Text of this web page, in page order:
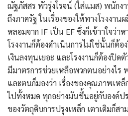
ณัฐภัสสร พัวรุ่งโรจน์ (ใส่แมส) พนักง
ถึงภาครัฐ ในเรื่องของให้ทางโรงงาน
หลอมจาก IF เป็น EF ซึ่งก็เข้าาใจว่า
โรงงานก็ต้องดำเนินการไม่ใช่นั้นก็ต้
เงินลงทุนเยอะ และโรงงานก็ต้องปิด
มีมาตรการช่วยเหลือพวกตนอย่างไร
และตนก็มองว่า เรื่องของคุณภาพเห
ไปทั้งหมด ทุกอย่างมันขึ้นอยู่กับองค์ป
ของวัตถุดิบการปรุงเหล็ก เตาเดิมก็ส